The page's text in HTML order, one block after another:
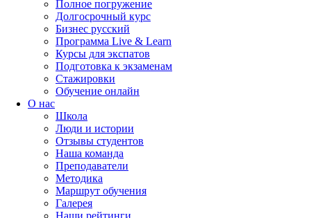
Полное погружение
Долгосрочный курс
Бизнес русский
Программа Live & Learn
Курсы для экспатов
Подготовка к экзаменам
Стажировки
Обучение онлайн
О нас
Школа
Люди и истории
Отзывы студентов
Наша команда
Преподаватели
Методика
Маршрут обучения
Галерея
Наши рейтинги